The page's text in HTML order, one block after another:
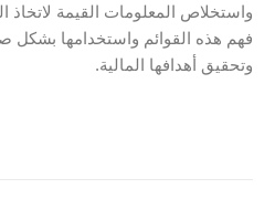
واستخلاص المعلومات القيمة لاتخاذ
فهم هذه القوائم واستخدامها
وتحقيق أهدافها المالية.